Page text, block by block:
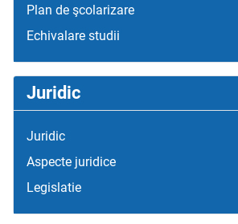
Plan de şcolarizare
Echivalare studii
Juridic
Juridic
Aspecte juridice
Legislatie